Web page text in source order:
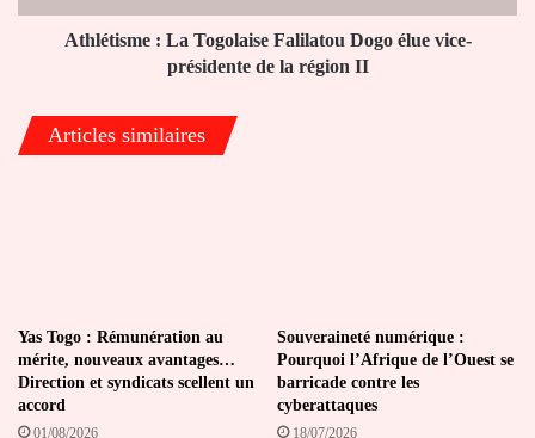
présidente
Athlétisme : La Togolaise Falilatou Dogo élue vice-
présidente de la région II
Articles similaires
Yas Togo : Rémunération au
mérite, nouveaux avantages…
Direction et syndicats scellent un
accord
01/08/2026
Souveraineté numérique :
Pourquoi l’Afrique de l’Ouest se
barricade contre les
cyberattaques
18/07/2026